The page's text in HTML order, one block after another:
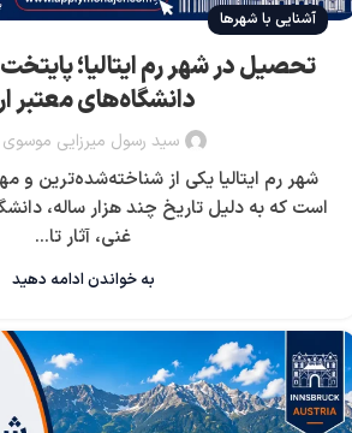
آشنایی با شهرها
تحصیل در شهر رم ایتالیا؛
دانشگاه‌های معتبر
سید رسول میرزایی موسوی
شهر رم ایتالیا یکی از شناخته‌شده‌ترین و
است که به دلیل تاریخ چند هزار ساله،
غنی، آثار تا...
به خواندن ادامه دهید